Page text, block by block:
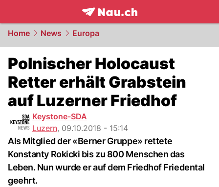
frontpage.NAU.ch
Home News Europa
Polnischer Holocaust
Retter erhält Grabstein
auf Luzerner Friedhof
Keystone-SDA
Luzern, 09.10.2018 - 15:14
Als Mitglied der «Berner Gruppe» rettete
Konstanty Rokicki bis zu 800 Menschen das
Leben. Nun wurde er auf dem Friedhof Friedental
geehrt.